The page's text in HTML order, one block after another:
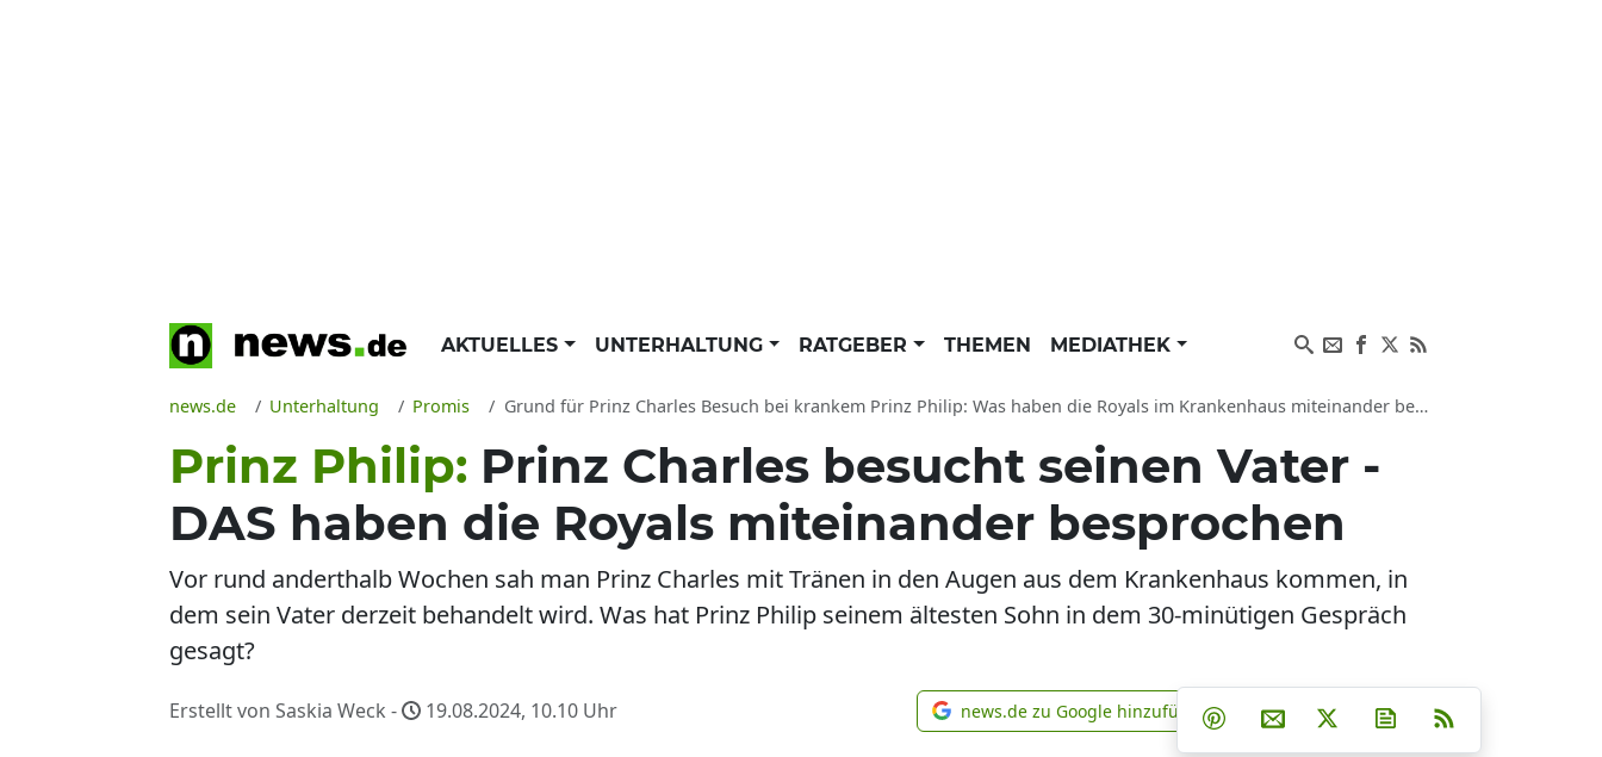
AKTUELLES UNTERHALTUNG RATGEBER THEMEN MEDIATHEK
news.de Unterhaltung Promis Grund für Prinz Charles Besuch bei krankem Prinz Philip: Was haben die Royals im Krankenhaus miteinander besprochen?
Prinz Philip: Prinz Charles besucht seinen Vater -
DAS haben die Royals miteinander besprochen
Vor rund anderthalb Wochen sah man Prinz Charles mit Tränen in den Augen aus dem Krankenhaus kommen, in
dem sein Vater derzeit behandelt wird. Was hat Prinz Philip seinem ältesten Sohn in dem 30-minütigen Gespräch
gesagt?
Erstellt von Saskia Weck - 19.08.2024, 10.10 Uhr news.de zu Google hinzufügen
news.de zu Google hinzufügen Teilen auf Facebook
Teilen auf Whatsapp
Teilen auf Telegram
Teilen auf Pinterest
Per E-Mail teilen
Post auf XNewsletter